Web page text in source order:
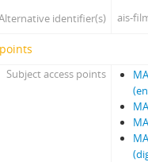
[Subseries] Braunův betlém
[Subseries] Hřiště
[Subseries] 28 stotín
identifier(s)
ais-
Subject access points